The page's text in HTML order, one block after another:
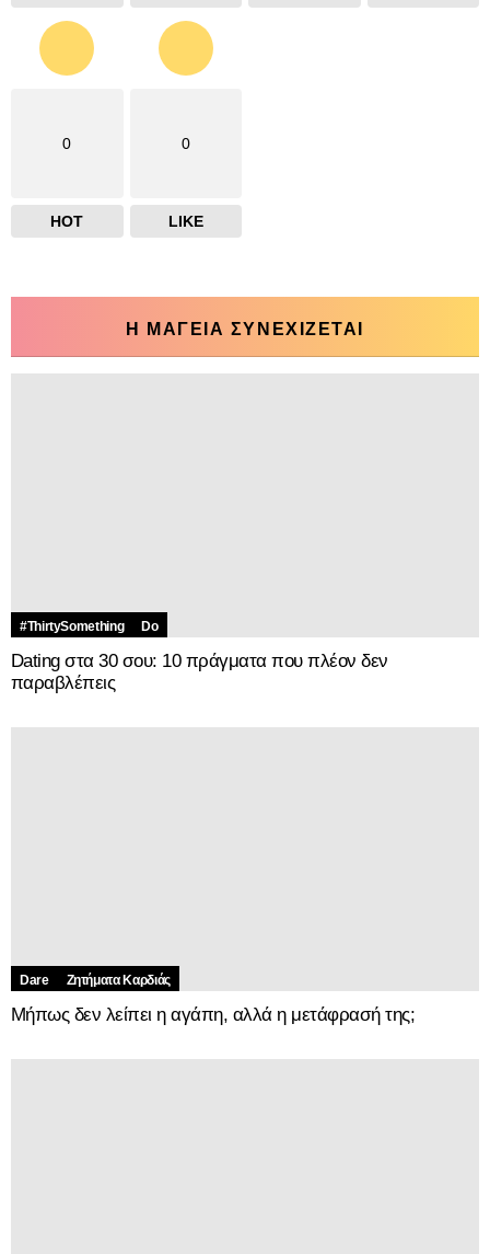
0
HOT
0
LIKE
Η ΜΑΓΕΙΑ ΣΥΝΕΧΙΖΕΤΑΙ
#ThirtySomething Do
Dating στα 30 σου: 10 πράγματα που πλέον δεν
παραβλέπεις
Dare Ζητήματα Kαρδιάς
Μήπως δεν λείπει η αγάπη, αλλά η μετάφρασή της;